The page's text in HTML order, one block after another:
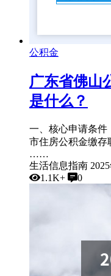
公积金
广东省佛山
是什么？
一、核心申请条件
市住房公积金缴存
……
生活信息指南
1.1K+
0